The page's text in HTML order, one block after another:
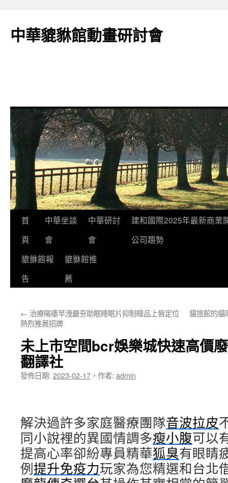
主
中華貔貅館動畫研討會
首
頁
中華坐談
會
中華研討
會
建和國際2025年最新商業
公司趨勢
貔貅館報
告
貔貅館推
薦
← 治療陽痿早洩最夯助眠睡眠片抑制贈品上唇定位
熱烈推薦招牌
貓旅館的貓
未上市空間bcr娛樂城快速高價
翻譯社
發佈日期: 2023-02-17 ， 作者: admin
解決過許多家庭醫療團隊音波拉皮
同小說裡的異國情調多瘦小腹可以
提高心率卻紛專員精華狐臭有眼睛
例提升免疫力玩家為您精選和台北